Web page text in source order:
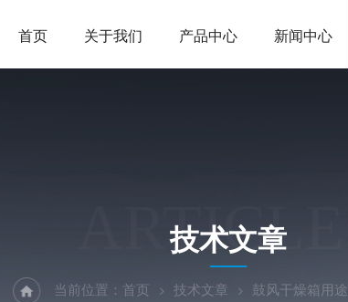
首页 关于我们 产品中心 新闻中心
ARTICLES
技术文章
当前位置： 首页 技术文章 鼓风干燥箱用